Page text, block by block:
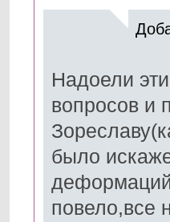
Надоели
вопросов и
было
повело,все